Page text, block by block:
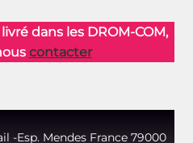
dans les DROM-COM,
contacter
-Esp. Mendes France 79000